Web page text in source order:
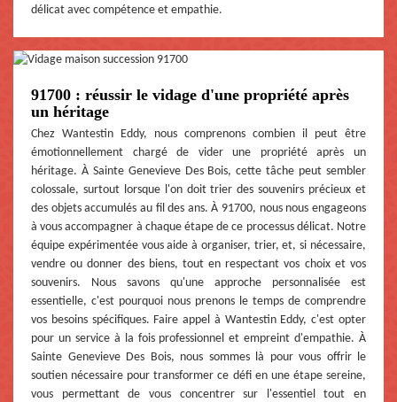
délicat avec compétence et empathie.
91700 : réussir le vidage d'une propriété après
un héritage
Chez Wantestin Eddy, nous comprenons combien il peut être
émotionnellement chargé de vider une propriété après un
héritage. À Sainte Genevieve Des Bois, cette tâche peut sembler
colossale, surtout lorsque l'on doit trier des souvenirs précieux et
des objets accumulés au fil des ans. À 91700, nous nous engageons
à vous accompagner à chaque étape de ce processus délicat. Notre
équipe expérimentée vous aide à organiser, trier, et, si nécessaire,
vendre ou donner des biens, tout en respectant vos choix et vos
souvenirs. Nous savons qu'une approche personnalisée est
essentielle, c'est pourquoi nous prenons le temps de comprendre
vos besoins spécifiques. Faire appel à Wantestin Eddy, c'est opter
pour un service à la fois professionnel et empreint d'empathie. À
Sainte Genevieve Des Bois, nous sommes là pour vous offrir le
soutien nécessaire pour transformer ce défi en une étape sereine,
vous permettant de vous concentrer sur l'essentiel tout en